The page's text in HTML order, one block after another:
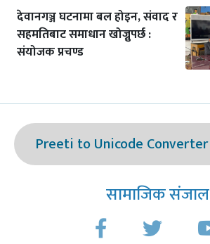
देवानगञ्ज घटनामा बल होइन, संवाद र
सहमतिबाट समाधान खोज्नुपर्छ :
संयोजक प्रचण्ड
Preeti to Unicode Converter
सामाजिक संजाल